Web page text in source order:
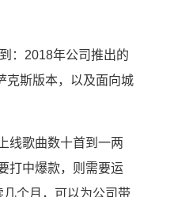
：2018年公司推出的
克斯版本，以及面向城
线歌曲数十首到一两
打中爆款，则需要运
个月，可以为公司带